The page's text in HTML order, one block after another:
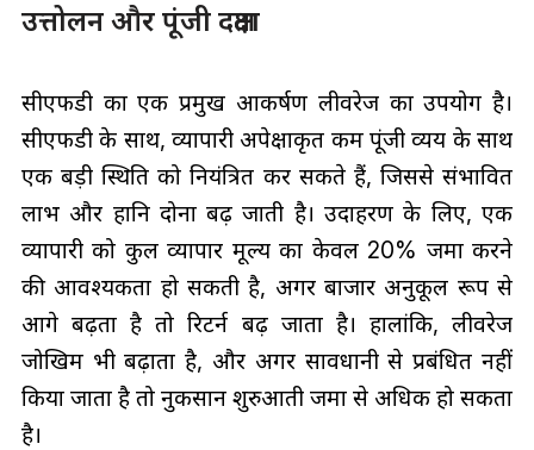
उत्तोलन और पूंजी दक्षता
सीएफडी का एक प्रमुख आकर्षण लीवरेज का उपयोग है।
सीएफडी के साथ, व्यापारी अपेक्षाकृत कम पूंजी व्यय के साथ
एक बड़ी स्थिति को नियंत्रित कर सकते हैं, जिससे संभावित
लाभ और हानि दोनों बढ़ जाती है। उदाहरण के लिए, एक
व्यापारी को कुल व्यापार मूल्य का केवल 20% जमा करने
की आवश्यकता हो सकती है, अगर बाजार अनुकूल रूप से
आगे बढ़ता है तो रिटर्न बढ़ जाता है। हालांकि, लीवरेज
जोखिम भी बढ़ाता है, और अगर सावधानी से प्रबंधित नहीं
किया जाता है तो नुकसान शुरुआती जमा से अधिक हो सकता
है।